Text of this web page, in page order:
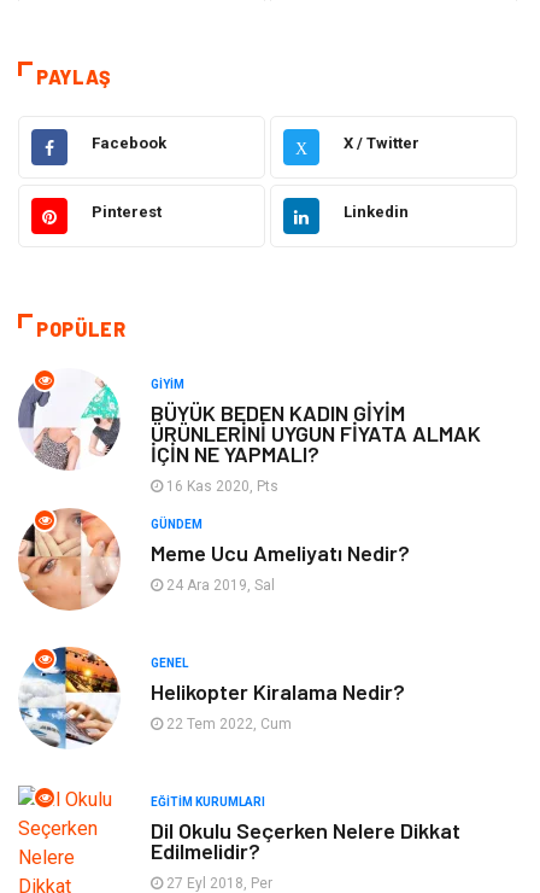
Sağlık
Elektrik Elektronik Gıda
Giyim Ulaşım ve Taşımacılık
Alışveriş
Otomotiv
Eğitim Kurumları Yapı İnşaat
Güzellik Mobilya
Bahçe Ev Maden ve Metal
Finans & Ekonomi
Plastik
Tekstil
PAYLAŞ
Facebook X X / Twitter
Pinterest Linkedin
POPÜLER
GIYIM
BÜYÜK BEDEN KADIN GİYİM
ÜRÜNLERİNİ UYGUN FİYATA ALMAK
İÇİN NE YAPMALI?
16 Kas 2020, Pts
GÜNDEM
Meme Ucu Ameliyatı Nedir?
24 Ara 2019, Sal
GENEL
Helikopter Kiralama Nedir?
22 Tem 2022, Cum
EĞITIM KURUMLARI
Dil Okulu Seçerken Nelere Dikkat
Edilmelidir?
27 Eyl 2018, Per